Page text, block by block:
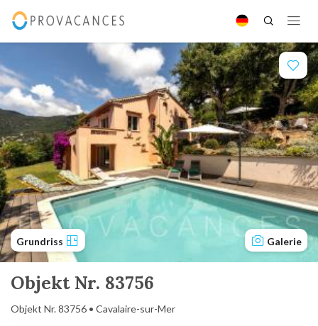
Grundriss Galerie
Objekt Nr. 83756
Objekt Nr. 83756 • Cavalaire-sur-Mer